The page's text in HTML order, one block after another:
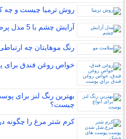
روش ترمیا چیست و چه
آرایش چشم با 5 مدل پرطرفدار
رنگ موهایتان چه
خواص روغن فندق برای
بهترین رنگ لنز برای
چیست؟
کرم شتر مرغ را چگونه